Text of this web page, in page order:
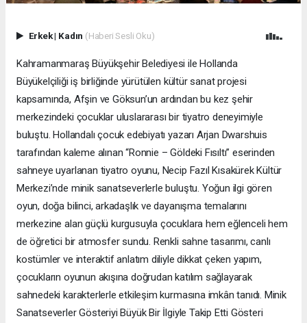
Erkek| Kadın (Haberi Sesli Oku)
Kahramanmaraş Büyükşehir Belediyesi ile Hollanda
Büyükelçiliği iş birliğinde yürütülen kültür sanat projesi
kapsamında, Afşin ve Göksun’un ardından bu kez şehir
merkezindeki çocuklar uluslararası bir tiyatro deneyimiyle
buluştu. Hollandalı çocuk edebiyatı yazarı Arjan Dwarshuis
tarafından kaleme alınan “Ronnie – Göldeki Fısıltı” eserinden
sahneye uyarlanan tiyatro oyunu, Necip Fazıl Kısakürek Kültür
Merkezi’nde minik sanatseverlerle buluştu. Yoğun ilgi gören
oyun, doğa bilinci, arkadaşlık ve dayanışma temalarını
merkezine alan güçlü kurgusuyla çocuklara hem eğlenceli hem
de öğretici bir atmosfer sundu. Renkli sahne tasarımı, canlı
kostümler ve interaktif anlatım diliyle dikkat çeken yapım,
çocukların oyunun akışına doğrudan katılım sağlayarak
sahnedeki karakterlerle etkileşim kurmasına imkân tanıdı. Minik
Sanatseverler Gösteriyi Büyük Bir İlgiyle Takip Etti Gösteri